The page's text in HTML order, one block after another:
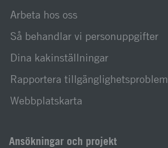
Arbeta hos oss
Så behandlar vi personuppgifter
Dina kakinställningar
Rapportera tillgänglighetsproblem
Webbplatskarta
Ansökningar och projekt